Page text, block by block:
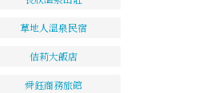
草地人溫泉民宿
佶莉大飯店
舜鈺商務旅館